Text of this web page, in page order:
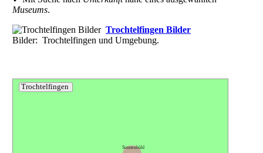
Museums.
Trochtelfingen Bilder
Bilder: Trochtelfingen und Umgebung.
Trochtelfingen
Sonnenbühl